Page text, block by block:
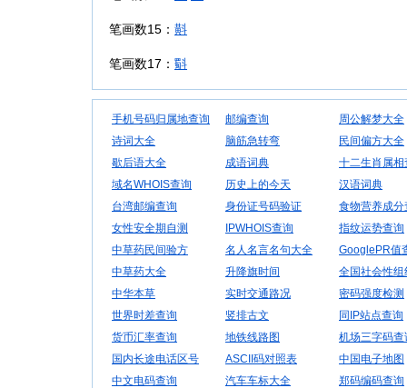
笔画数15： 斢
笔画数17： 斣
手机号码归属地查询 邮编查询
周公解梦大全
诗词大全
脑筋急转弯
民间偏方大全
歇后语大全
成语词典
十二生肖属相
域名WHOIS查询
历史上的今天
汉语词典
台湾邮编查询
身份证号码验证
食物营养成分
女性安全期自测
IPWHOIS查询
指纹运势查询
中草药民间验方
名人名言名句大全
GooglePR值
中草药大全
升降旗时间
全国社会性组
中华本草
实时交通路况
密码强度检测
世界时差查询
竖排古文
同IP站点查询
货币汇率查询
地铁线路图
机场三字码查
国内长途电话区号
ASCII码对照表
中国电子地图
中文电码查询
汽车车标大全 郑码编码查询